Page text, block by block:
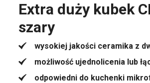
Extra duży kubek
szary
wysokiej jakości ceramika z
możliwość ujednolicenia lub
odpowiedni do kuchenki